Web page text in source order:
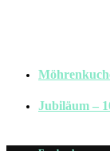
Jubiläum –